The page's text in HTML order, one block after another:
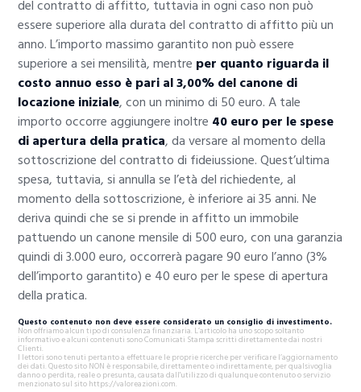
del contratto di affitto, tuttavia in ogni caso non può
essere superiore alla durata del contratto di affitto più un
anno. L’importo massimo garantito non può essere
superiore a sei mensilità, mentre per quanto riguarda il
costo annuo esso è pari al 3,00% del canone di
locazione iniziale, con un minimo di 50 euro. A tale
importo occorre aggiungere inoltre 40 euro per le spese
di apertura della pratica, da versare al momento della
sottoscrizione del contratto di fideiussione. Quest’ultima
spesa, tuttavia, si annulla se l’età del richiedente, al
momento della sottoscrizione, è inferiore ai 35 anni. Ne
deriva quindi che se si prende in affitto un immobile
pattuendo un canone mensile di 500 euro, con una garanzia
quindi di 3.000 euro, occorrerà pagare 90 euro l’anno (3%
dell’importo garantito) e 40 euro per le spese di apertura
della pratica.
Questo contenuto non deve essere considerato un consiglio di investimento.
Non offriamo alcun tipo di consulenza finanziaria. L’articolo ha uno scopo soltanto
informativo e alcuni contenuti sono Comunicati Stampa scritti direttamente dai nostri
Clienti.
I lettori sono tenuti pertanto a effettuare le proprie ricerche per verificare l’aggiornamento
dei dati. Questo sito NON è responsabile, direttamente o indirettamente, per qualsivoglia
danno o perdita, reale o presunta, causata dall'utilizzo di qualunque contenuto o servizio
menzionato sul sito https://valoreazioni.com.